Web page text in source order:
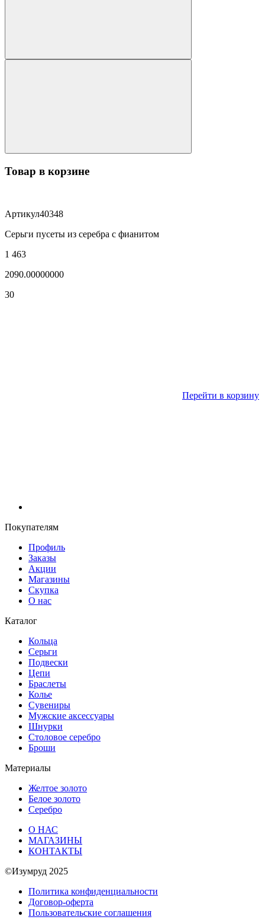
Товар в корзине
Артикул40348
Серьги пусеты из серебра с фианитом
1 463
2090.00000000
30
Перейти в корзину
Покупателям
Профиль
Заказы
Акции
Магазины
Скупка
О нас
Каталог
Кольца
Серьги
Подвески
Цепи
Браслеты
Колье
Сувениры
Мужские аксессуары
Шнурки
Столовое серебро
Броши
Материалы
Желтое золото
Белое золото
Серебро
О НАС
МАГАЗИНЫ
КОНТАКТЫ
©Изумруд 2025
Политика конфиденциальности
Договор-оферта
Пользовательские соглашения